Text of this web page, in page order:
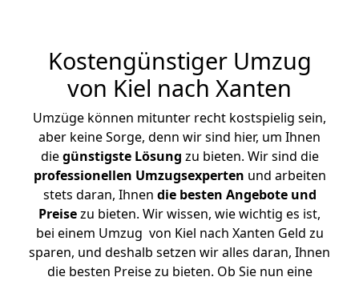
Kostengünstiger Umzug
von Kiel nach Xanten
Umzüge können mitunter recht kostspielig sein,
aber keine Sorge, denn wir sind hier, um Ihnen
diegünstigste Lösung zu bieten. Wir sind die
professionellen Umzugsexperten und arbeiten
stets daran, Ihnen die besten Angebote und
Preisezu bieten. Wir wissen, wie wichtig es ist,
bei einem Umzug von Kiel nach Xanten Geld zu
sparen, und deshalb setzen wir alles daran, Ihnen
die besten Preise zu bieten. Ob Sie nun eine